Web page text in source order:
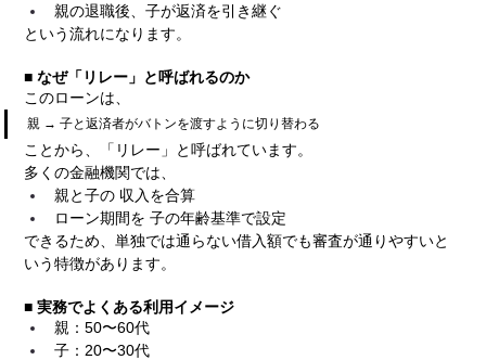
親の退職後、子が返済を引き継ぐ
という流れになります。
■ なぜ「リレー」と呼ばれるのか
このローンは、
親 → 子と返済者がバトンを渡すように切り替わる
ことから、「リレー」と呼ばれています。
多くの金融機関では、
親と子の 収入を合算
ローン期間を 子の年齢基準で設定
できるため、単独では通らない借入額でも審査が通りやすいと
いう特徴があります。
■ 実務でよくある利用イメージ
親：50〜60代
子：20〜30代